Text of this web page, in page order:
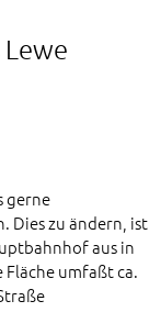
gerne
Dies zu ändern, ist
aus in
umfaßt ca.